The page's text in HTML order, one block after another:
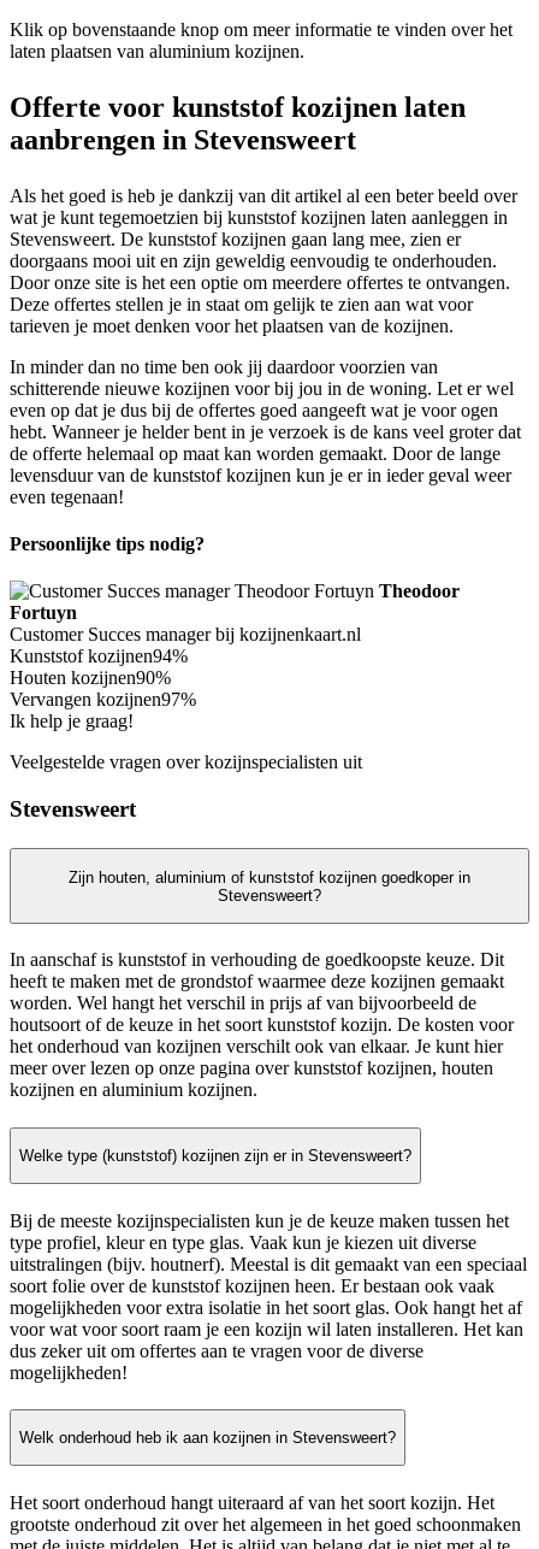
Klik op bovenstaande knop om meer informatie te vinden over het
laten plaatsen van aluminium kozijnen.
Offerte voor kunststof kozijnen laten
aanbrengen in Stevensweert
Als het goed is heb je dankzij van dit artikel al een beter beeld over
wat je kunt tegemoetzien bij kunststof kozijnen laten aanleggen in
Stevensweert. De kunststof kozijnen gaan lang mee, zien er
doorgaans mooi uit en zijn geweldig eenvoudig te onderhouden.
Door onze site is het een optie om meerdere offertes te ontvangen.
Deze offertes stellen je in staat om gelijk te zien aan wat voor
tarieven je moet denken voor het plaatsen van de kozijnen.
In minder dan no time ben ook jij daardoor voorzien van
schitterende nieuwe kozijnen voor bij jou in de woning. Let er wel
even op dat je dus bij de offertes goed aangeeft wat je voor ogen
hebt. Wanneer je helder bent in je verzoek is de kans veel groter dat
de offerte helemaal op maat kan worden gemaakt. Door de lange
levensduur van de kunststof kozijnen kun je er in ieder geval weer
even tegenaan!
Persoonlijke tips nodig?
Theodoor
Fortuyn
Customer Succes manager bij kozijnenkaart.nl
Kunststof kozijnen94%
Houten kozijnen90%
Vervangen kozijnen97%
Ik help je graag!
Veelgestelde vragen over kozijnspecialisten uit
Stevensweert
Zijn houten, aluminium of kunststof kozijnen goedkoper in
Stevensweert?
In aanschaf is kunststof in verhouding de goedkoopste keuze. Dit
heeft te maken met de grondstof waarmee deze kozijnen gemaakt
worden. Wel hangt het verschil in prijs af van bijvoorbeeld de
houtsoort of de keuze in het soort kunststof kozijn. De kosten voor
het onderhoud van kozijnen verschilt ook van elkaar. Je kunt hier
meer over lezen op onze pagina over kunststof kozijnen, houten
kozijnen en aluminium kozijnen.
Welke type (kunststof) kozijnen zijn er in Stevensweert?
Bij de meeste kozijnspecialisten kun je de keuze maken tussen het
type profiel, kleur en type glas. Vaak kun je kiezen uit diverse
uitstralingen (bijv. houtnerf). Meestal is dit gemaakt van een speciaal
soort folie over de kunststof kozijnen heen. Er bestaan ook vaak
mogelijkheden voor extra isolatie in het soort glas. Ook hangt het af
voor wat voor soort raam je een kozijn wil laten installeren. Het kan
dus zeker uit om offertes aan te vragen voor de diverse
mogelijkheden!
Welk onderhoud heb ik aan kozijnen in Stevensweert?
Het soort onderhoud hangt uiteraard af van het soort kozijn. Het
grootste onderhoud zit over het algemeen in het goed schoonmaken